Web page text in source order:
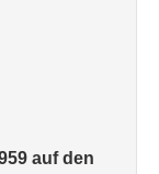
auf den